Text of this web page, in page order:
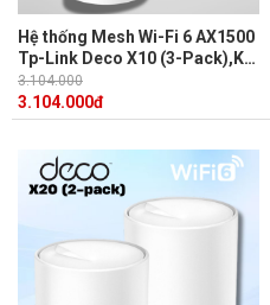
Hệ thống Mesh Wi-Fi 6 AX1500
Tp-Link Deco X10 (3-Pack),Kết
nối nhanh, Nhiều thiết bị, Một
mạng hợp nhất.
3.104.000
3.104.000đ